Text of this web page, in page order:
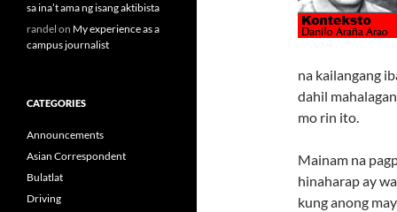
na kailangang
dahil
mo rin ito.
Mainam na
hinaharap ay
kung anong
sa ina’t ama ng isang aktibista
randel on My experience as a
campus journalist
CATEGORIES
Announcements
Asian Correspondent
Bulatlat
Driving